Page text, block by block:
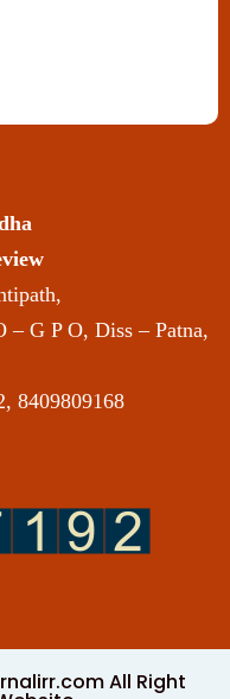
– G P O, Diss – Patna,
8409809168
All Right